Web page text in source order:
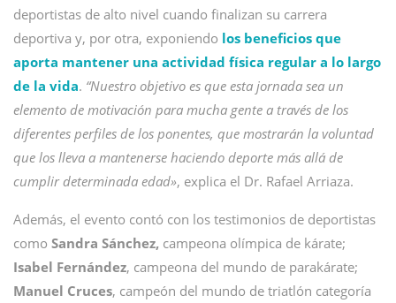
deportistas de alto nivel cuando finalizan su carrera
deportiva y, por otra, exponiendo los beneficios que
aporta mantener una actividad física regular a lo largo
de la vida. “Nuestro objetivo es que esta jornada sea un
elemento de motivación para mucha gente a través de los
diferentes perfiles de los ponentes, que mostrarán la voluntad
que los lleva a mantenerse haciendo deporte más allá de
cumplir determinada edad», explica el Dr. Rafael Arriaza.
Además, el evento contó con los testimonios de deportistas
como Sandra Sánchez, campeona olímpica de kárate;
Isabel Fernández, campeona del mundo de parakárate;
Manuel Cruces, campeón del mundo de triatlón categoría